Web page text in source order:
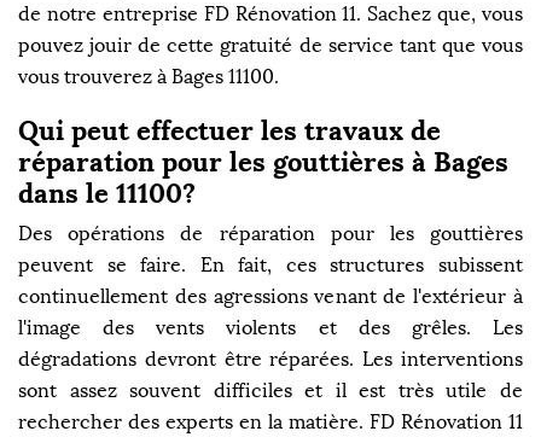
de notre entreprise FD Rénovation 11. Sachez que, vous
pouvez jouir de cette gratuité de service tant que vous
vous trouverez à Bages 11100.
Qui peut effectuer les travaux de
réparation pour les gouttières à Bages
dans le 11100?
Des opérations de réparation pour les gouttières
peuvent se faire. En fait, ces structures subissent
continuellement des agressions venant de l'extérieur à
l'image des vents violents et des grêles. Les
dégradations devront être réparées. Les interventions
sont assez souvent difficiles et il est très utile de
rechercher des experts en la matière. FD Rénovation 11